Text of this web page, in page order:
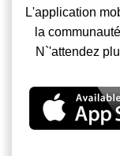
L'application
la
N`'attendez